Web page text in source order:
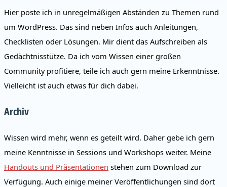
Hier poste ich in unregelmäßigen Abständen zu Themen rund
um WordPress. Das sind neben Infos auch Anleitungen,
Checklisten oder Lösungen. Mir dient das Aufschreiben als
Gedächtnisstütze. Da ich vom Wissen einer großen
Community profitiere, teile ich auch gern meine Erkenntnisse.
Vielleicht ist auch etwas für dich dabei.
Archiv
Wissen wird mehr, wenn es geteilt wird. Daher gebe ich gern
meine Kenntnisse in Sessions und Workshops weiter. Meine
Handouts und Präsentationen stehen zum Download zur
Verfügung. Auch einige meiner Veröffentlichungen sind dort